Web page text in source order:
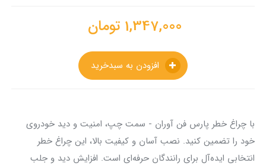
1,347,000 تومان
با چراغ خطر پارس فن آوران - سمت چپ، امنیت و دید خودروی
خود را تضمین کنید. نصب آسان و کیفیت بالا، این چراغ خطر
انتخابی ایده‌آل برای رانندگان حرفه‌ای است. افزایش دید و جلب